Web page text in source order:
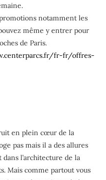
notamment les
même y entrer pour
de Paris.
fr-fr/offres-
en plein cœur de la
pas mais il a des allures
l’architecture de la
Mais comme partout vous